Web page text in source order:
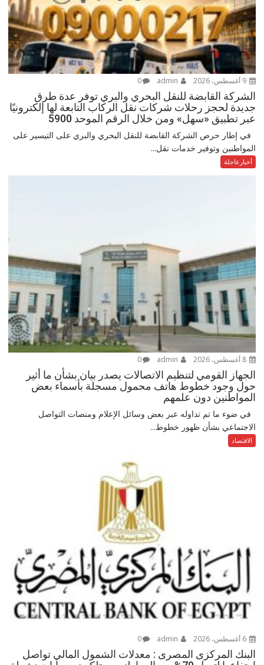
9 أغسطس، 2026 0
الشركة القابضة للنقل البحري والبري توفر عدة طرق
جديدة لحجز رحلات شركات نقل الركاب التابعة لها إلكترونيًا
عبر تطبيق «سهل» ومن خلال الرقم الموحد 5900
في إطار حرص الشركة القابضة للنقل البحري والبري على التيسير على
المواطنين وتوفير خدمات نقل...
أخبارعاجلة
8 أغسطس، 2026 0
الجهاز القومي لتنظيم الاتصالات يصدر بيان بشأن ما أثير
حول وجود خطوط هاتف محمول مسجلة بأسماء بعض
المواطنين دون علمهم
في ضوء ما تم تداوله عبر بعض وسائل الإعلام ومنصات التواصل
الاجتماعي بشأن ظهور خطوط...
الاقتصاد
6 أغسطس، 2026 0
البنك المركزى المصرى : معدلات الشمول المالي تواصل